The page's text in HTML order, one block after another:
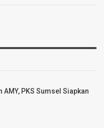
PKS Sumsel Siapkan